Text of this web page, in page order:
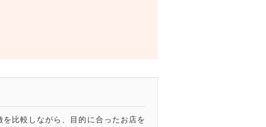
比較しながら、目的に合ったお店を